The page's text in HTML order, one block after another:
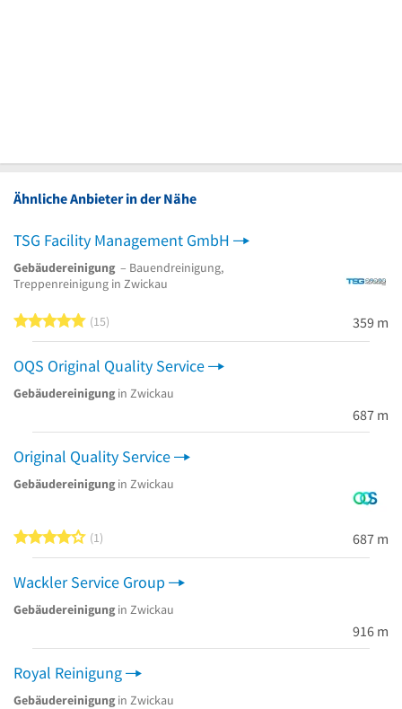
Ähnliche Anbieter in der Nähe
TSG Facility Management GmbH
Gebäudereinigung – Bauendreinigung,
Treppenreinigung in Zwickau
5 von 5 Sternen
15 359 m
OQS Original Quality Service
Gebäudereinigung in Zwickau
687 m
Original Quality Service
Gebäudereinigung in Zwickau
4 von 5 Sternen
1 687 m
Wackler Service Group
Gebäudereinigung in Zwickau
916 m
Royal Reinigung
Gebäudereinigung in Zwickau